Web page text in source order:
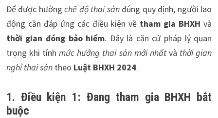
Để được hưởngchế độ thai sảnđúng quy định, người lao
động cần đáp ứng các điều kiện về tham gia BHXH và
thời gian đóng bảo hiểm. Đây là căn cứ pháp lý quan
trọng khi tínhmức hưởng thai sản mới nhấtvà thời gian
nghỉ thai sảntheo Luật BHXH 2024.
1. Điều kiện 1: Đang tham gia BHXH bắt
buộc